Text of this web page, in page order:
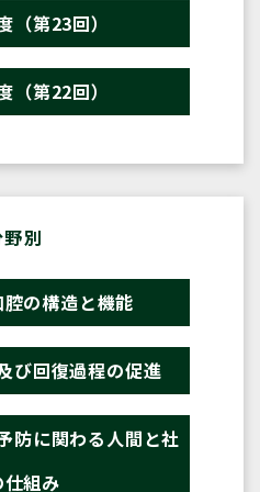
（第23回）
（第22回）
別
の構造と機能
び回復過程の促進
防に関わる人間と社
仕組み